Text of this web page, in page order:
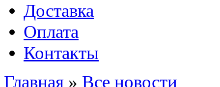
Доставка
Оплата
Контакты
Главная » Все новости